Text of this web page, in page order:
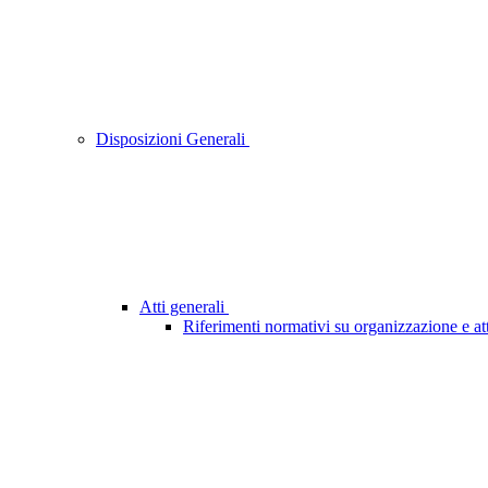
Disposizioni Generali
Atti generali
Riferimenti normativi su organizzazione e